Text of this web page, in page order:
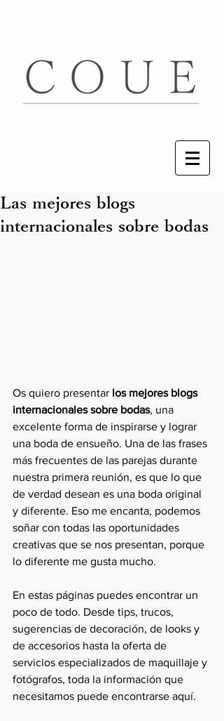
Las mejores blogs
internacionales sobre bodas
Os quiero presentar los mejores blogs
internacionales sobre bodas, una
excelente forma de inspirarse y lograr
una boda de ensueño. Una de las frases
más frecuentes de las parejas durante
nuestra primera reunión, es que lo que
de verdad desean es una boda original
y diferente. Eso me encanta, podemos
soñar con todas las oportunidades
creativas que se nos presentan, porque
lo diferente me gusta mucho.
En estas páginas puedes encontrar un
poco de todo. Desde tips, trucos,
sugerencias de decoración, de looks y
de accesorios hasta la oferta de
servicios especializados de maquillaje y
fotógrafos, toda la información que
necesitamos puede encontrarse aquí.